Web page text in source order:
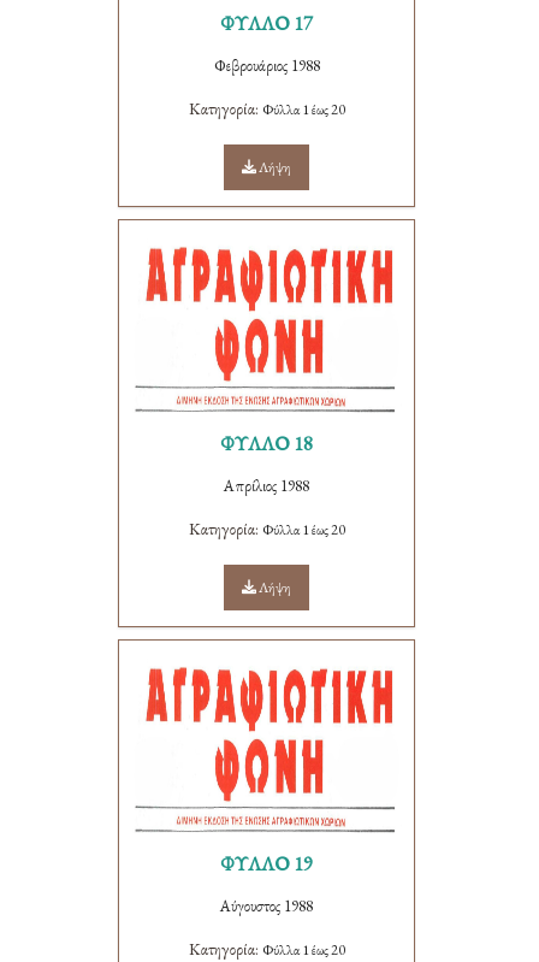
ΦΥΛΛΟ 17
Φεβρουάριος 1988
Κατηγορία: Φύλλα 1 έως 20
Λήψη
ΦΥΛΛΟ 18
Απρίλιος 1988
Κατηγορία: Φύλλα 1 έως 20
Λήψη
ΦΥΛΛΟ 19
Αύγουστος 1988
Κατηγορία: Φύλλα 1 έως 20